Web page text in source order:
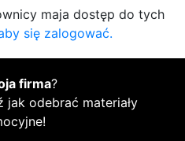
maja dostęp do tych
się zalogować.
firma?
jak odebrać materiały